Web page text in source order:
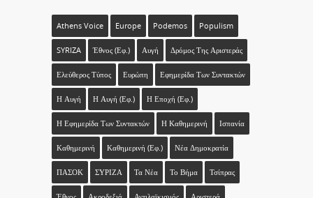
Athens Voice Europe Podemos Populism
SYRIZA Έθνος (εφ.) Αυγή Δρόμος Της Αριστεράς
Ελεύθερος Τύπος Ευρώπη Εφημερίδα Των Συντακτών
Η Αυγή Η Αυγή (εφ.) Η Εποχή (εφ.)
Η Εφημερίδα Των Συντακτών Η Καθημερινή Ισπανία
Καθημερινή Καθημερινή (εφ.) Νέα Δημοκρατία
ΠΑΣΟΚ ΣΥΡΙΖΑ Τα Νέα Το Βήμα Τσίπρας